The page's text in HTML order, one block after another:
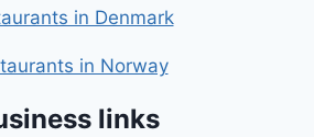
in Denmark
in Norway
links